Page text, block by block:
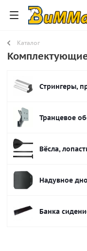
Каталог
Стрингеры,
Транцевое
Вёсла,
Надувное
Банка